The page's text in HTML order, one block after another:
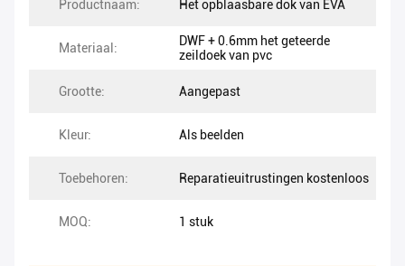
Productnaam: Het opblaasbare dok van EVA
Materiaal:
DWF + 0.6mm het geteerde
zeildoek van pvc
Grootte: Aangepast
Kleur: Als beelden
Toebehoren: Reparatieuitrustingen kostenloos
MOQ: 1 stuk